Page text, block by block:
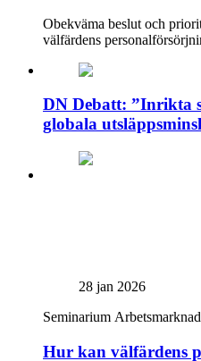
Obekväma beslut och
välfärdens
DN Debatt: ”Inrikta
globala
28 jan 2026
Seminarium Arbetsmarknad
Hur kan välfärdens